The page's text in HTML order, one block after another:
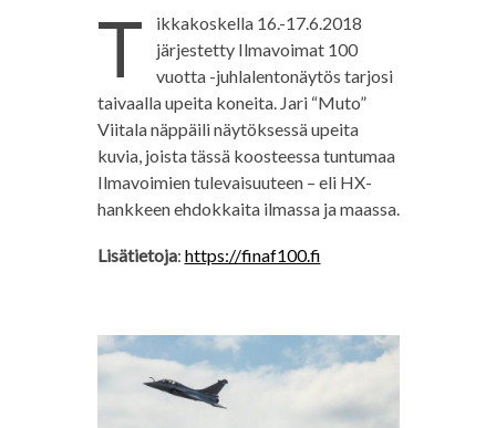
T
ikkakoskella 16.-17.6.2018
järjestetty Ilmavoimat 100
vuotta -juhlalentonäytös tarjosi
taivaalla upeita koneita. Jari “Muto”
Viitala näppäili näytöksessä upeita
kuvia, joista tässä koosteessa tuntumaa
Ilmavoimien tulevaisuuteen – eli HX-
hankkeen ehdokkaita ilmassa ja maassa.
Lisätietoja: https://finaf100.fi